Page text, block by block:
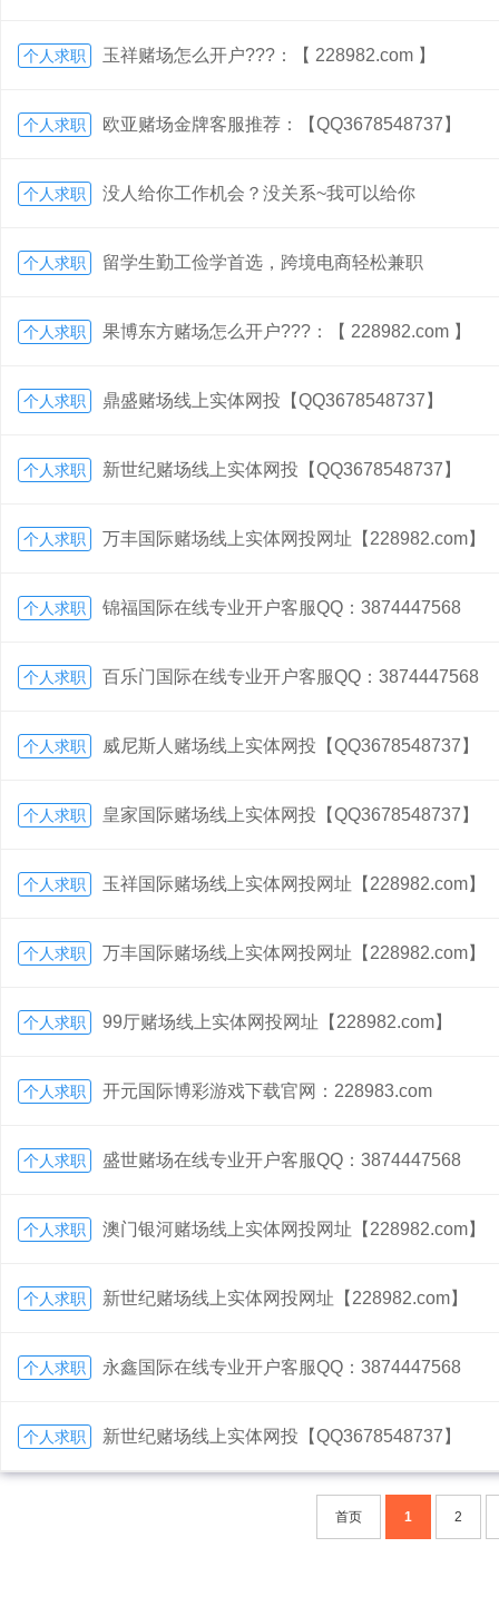
个人求职 玉祥赌场怎么开户???：【 228982.com 】
个人求职 欧亚赌场金牌客服推荐：【QQ3678548737】
个人求职 没人给你工作机会？没关系~我可以给你
个人求职 留学生勤工俭学首选，跨境电商轻松兼职
个人求职 果博东方赌场怎么开户???：【 228982.com 】
个人求职 鼎盛赌场线上实体网投【QQ3678548737】
个人求职 新世纪赌场线上实体网投【QQ3678548737】
个人求职 万丰国际赌场线上实体网投网址【228982.com】
个人求职 锦福国际在线专业开户客服QQ：3874447568
个人求职 百乐门国际在线专业开户客服QQ：3874447568
个人求职 威尼斯人赌场线上实体网投【QQ3678548737】
个人求职 皇家国际赌场线上实体网投【QQ3678548737】
个人求职 玉祥国际赌场线上实体网投网址【228982.com】
个人求职 万丰国际赌场线上实体网投网址【228982.com】
个人求职 99厅赌场线上实体网投网址【228982.com】
个人求职 开元国际博彩游戏下载官网：228983.com
个人求职 盛世赌场在线专业开户客服QQ：3874447568
个人求职 澳门银河赌场线上实体网投网址【228982.com】
个人求职 新世纪赌场线上实体网投网址【228982.com】
个人求职 永鑫国际在线专业开户客服QQ：3874447568
个人求职 新世纪赌场线上实体网投【QQ3678548737】
首页 1 2